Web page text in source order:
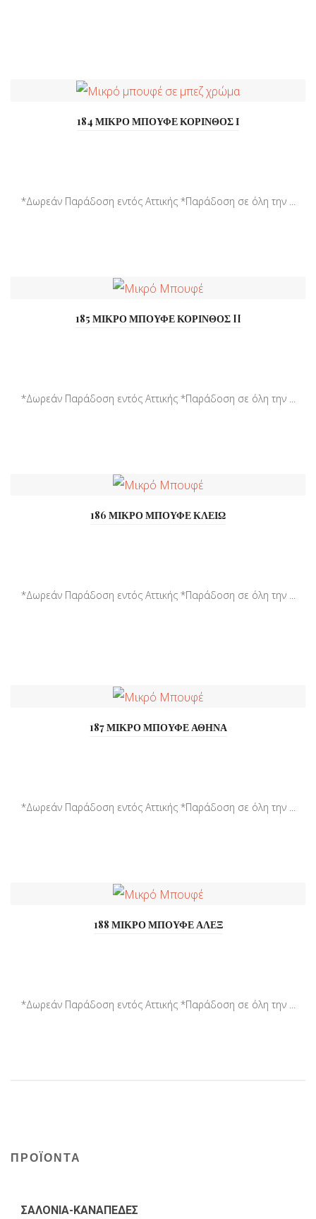
184 ΜΙΚΡΟ ΜΠΟΥΦΕ ΚΟΡΙΝΘΟΣ Ι
*Δωρεάν Παράδοση εντός Αττικής *Παράδοση σε όλη την ...
185 ΜΙΚΡΟ ΜΠΟΥΦΕ ΚΟΡΙΝΘΟΣ II
*Δωρεάν Παράδοση εντός Αττικής *Παράδοση σε όλη την ...
186 ΜΙΚΡΟ ΜΠΟΥΦΕ ΚΛΕΙΩ
*Δωρεάν Παράδοση εντός Αττικής *Παράδοση σε όλη την ...
187 ΜΙΚΡΟ ΜΠΟΥΦΕ ΑΘΗΝΑ
*Δωρεάν Παράδοση εντός Αττικής *Παράδοση σε όλη την ...
188 ΜΙΚΡΟ ΜΠΟΥΦΕ ΑΛΕΞ
*Δωρεάν Παράδοση εντός Αττικής *Παράδοση σε όλη την ...
ΠΡΟΪΟΝΤΑ
ΣΑΛΟΝΙΑ-ΚΑΝΑΠΕΔΕΣ